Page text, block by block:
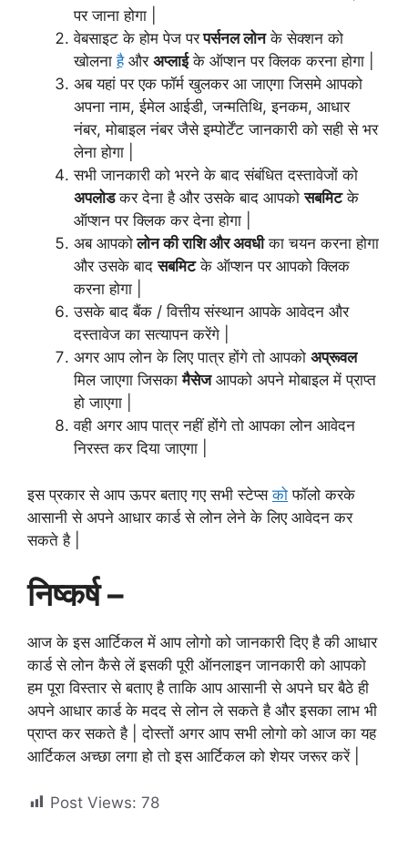
पर जाना होगा |
वेबसाइट के होम पेज परपर्सनल लोनके सेक्शन को
खोलनाहैऔर अप्लाईके ऑप्शन पर क्लिक करना होगा |
अब यहां पर एक फॉर्म खुलकर आ जाएगा जिसमे आपको
अपना नाम, ईमेल आईडी, जन्मतिथि, इनकम, आधार
नंबर, मोबाइल नंबर जैसेइम्पोर्टेंट जानकारी को सही से भर
लेना होगा |
सभी जानकारी को भरने के बाद संबंधित दस्तावेजों को
अपलोडकर देना है और उसके बाद आपकोसबमिटके
ऑप्शन पर क्लिक कर देना होगा |
अब आपकोलोन की राशि और अवधीका चयन करना होगा
और उसके बादसबमिटके ऑप्शन पर आपको क्लिक
करना होगा |
उसके बाद बैंक / वित्तीय संस्थान आपके आवेदन और
दस्तावेज का सत्यापन करेंगे |
अगर आप लोन के लिए पात्र होंगे तो आपको अप्रूवल
मिल जाएगा जिसकामैसेजआपको अपने मोबाइल में प्राप्त
हो जाएगा |
वही अगर आप पात्र नहीं होंगे तो आपका लोन आवेदन
निरस्त कर दिया जाएगा |
इस प्रकार से आप ऊपर बताए गए सभी स्टेप्सको फॉलो करके
आसानी से अपने आधार कार्ड से लोन लेने के लिए आवेदन कर
सकते है |
निष्कर्ष –
आज के इस आर्टिकल में आप लोगो को जानकारी दिए है की आधार
कार्ड से लोन कैसे लें इसकी पूरी ऑनलाइन जानकारी को आपको
हम पूरा विस्तार से बताए है ताकि आप आसानी से अपने घर बैठे ही
अपने आधार कार्ड के मदद से लोन ले सकते है और इसका लाभ भी
प्राप्त कर सकते है | दोस्तों अगर आप सभी लोगो को आज का यह
आर्टिकल अच्छा लगा हो तो इस आर्टिकल को शेयर जरूर करें |
Post Views: 78